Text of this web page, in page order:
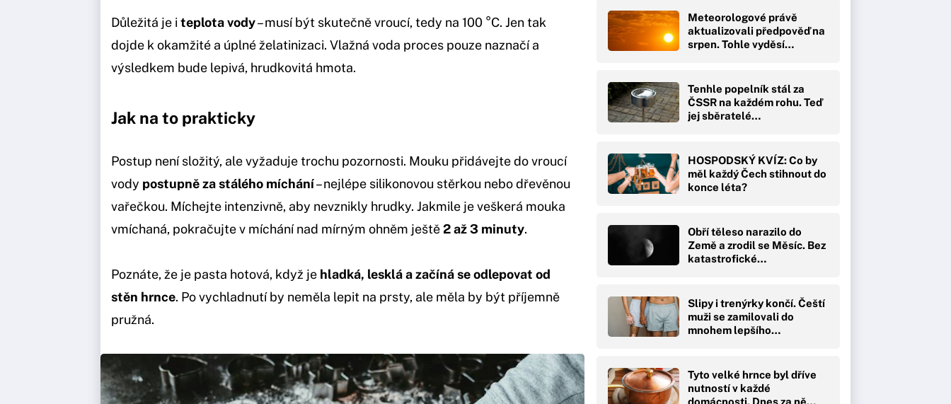
Důležitá je i teplota vody– musí být skutečně vroucí, tedy na 100 °C. Jen tak
dojde k okamžité a úplné želatinizaci. Vlažná voda proces pouze naznačí a
výsledkem bude lepivá, hrudkovitá hmota.
Jak na to prakticky
Postup není složitý, ale vyžaduje trochu pozornosti. Mouku přidávejte do vroucí
vody postupně za stálého míchání– nejlépe silikonovou stěrkou nebo dřevěnou
vařečkou. Míchejte intenzivně, aby nevznikly hrudky. Jakmile je veškerá mouka
vmíchaná, pokračujte v míchání nad mírným ohněm ještě2 až 3 minuty.
Poznáte, že je pasta hotová, když je hladká, lesklá a začíná se odlepovat od
stěn hrnce. Po vychladnutí by neměla lepit na prsty, ale měla by být příjemně
pružná.
Meteorologové právě
aktualizovali předpověď na
srpen. Tohle vyděsí…
Tenhle popelník stál za
ČSSR na každém rohu. Teď
jej sběratelé…
HOSPODSKÝ KVÍZ: Co by
měl každý Čech stihnout do
konce léta?
Obří těleso narazilo do
Země a zrodil se Měsíc. Bez
katastrofické…
Slipy i trenýrky končí. Čeští
muži se zamilovali do
mnohem lepšího…
Tyto velké hrnce byl dříve
nutností v každé
domácnosti. Dnes za ně…